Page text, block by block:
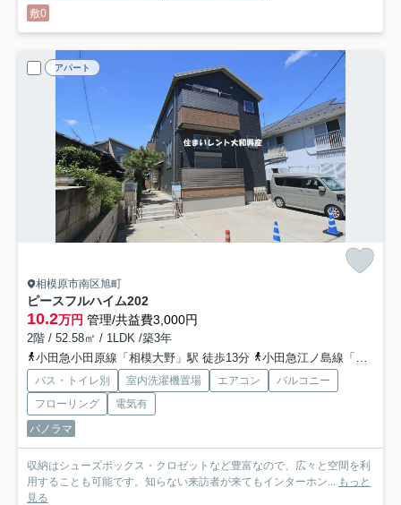
敷0
アパート
相模原市南区旭町
ピースフルハイム202
10.2万円 管理/共益費3,000円
2階 / 52.58㎡ / 1LDK /築3年
小田急小田原線「相模大野」駅 徒歩13分
小田急江ノ島線「相模大野」駅 徒歩13分
バス・トイレ別 室内洗濯機置場 エアコン
バルコニー
フローリング
電気有
パノラマ
収納はシューズボックス・クロゼットなど豊富なので、広々と空間を利
用することも可能です。知らない来訪者が来てもインターホン... もっと
見る